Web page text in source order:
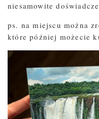
niesamowite
ps. na miejscu można
które później możecie